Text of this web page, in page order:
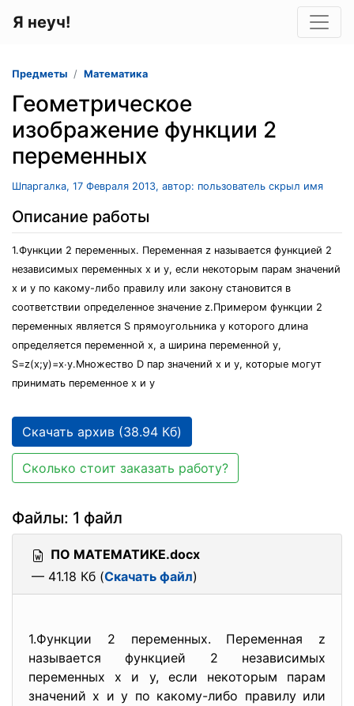
Я неуч!
Предметы Математика
Геометрическое
изображение функции 2
переменных
Шпаргалка, 17 Февраля 2013, автор: пользователь скрыл имя
Описание работы
1.Функции 2 переменных. Переменная z называется функцией 2
независимых переменных x и y, если некоторым парам значений
x и y по какому-либо правилу или закону становится в
соответствии определенное значение z.Примером функции 2
переменных является S прямоугольника у которого длина
определяется переменной х, а ширина переменной у,
S=z(x;y)=x∙y.Множество D пар значений х и у, которые могут
принимать переменное х и у
Скачать архив (38.94 Кб)
Сколько стоит заказать работу?
Файлы: 1 файл
ПО МАТЕМАТИКЕ.docx
— 41.18 Кб (Скачать файл)
1.Функции 2 переменных. Переменная z
называется функцией 2 независимых
переменных x и y, если некоторым парам
значений x и y по какому-либо правилу или